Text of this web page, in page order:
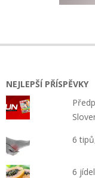
NEJLEPŠÍ PŘÍSPĚVKY
6
6